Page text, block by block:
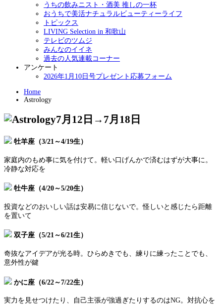
うちの飲みニスト・酒美 推しの一杯
おうちで美活ナチュラルビューティーライフ
トピックス
LIVING Selection in 和歌山
テレビのツムジ
みんなのイイネ
過去の人気連載コーナー
アンケート
2026年1月10日号プレゼント応募フォーム
Home
Astrology
7月12日→7月18日
牡羊座（3/21～4/19生）
家庭内のもめ事に気を付けて。軽い口げんかで済むはずが大事に。
冷静な対応を
牡牛座（4/20～5/20生）
投資などのおいしい話は安易に信じないで。怪しいと感じたら距離
を置いて
双子座（5/21～6/21生）
奇抜なアイデアが光る時。ひらめきでも、練りに練ったことでも、
意外性が鍵
かに座（6/22～7/22生）
実力を見せつけたり、自己主張が強過ぎたりするのはNG。対抗心を